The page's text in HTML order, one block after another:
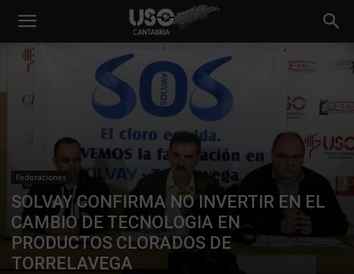
Federaciones
SOLVAY CONFIRMA NO INVERTIR EN EL
CAMBIO DE TECNOLOGIA EN
PRODUCTOS CLORADOS DE
TORRELAVEGA